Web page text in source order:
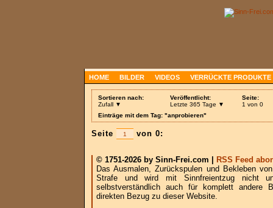
HOME BILDER VIDEOS VERRÜCKTE PRODUKTE
Sortieren nach:
Zufall ▼
Veröffentlicht:
Letzte 365 Tage ▼
Seite:
1 von 0
Einträge mit dem Tag: "anprobieren"
Seite von 0:
© 1751-2026 by Sinn-Frei.com |
RSS Feed
Das Ausmalen, Zurückspulen und Bekleben
Strafe und wird mit Sinnfreientzug nicht
selbstverständlich auch für komplett andere
direkten Bezug zu dieser Website.